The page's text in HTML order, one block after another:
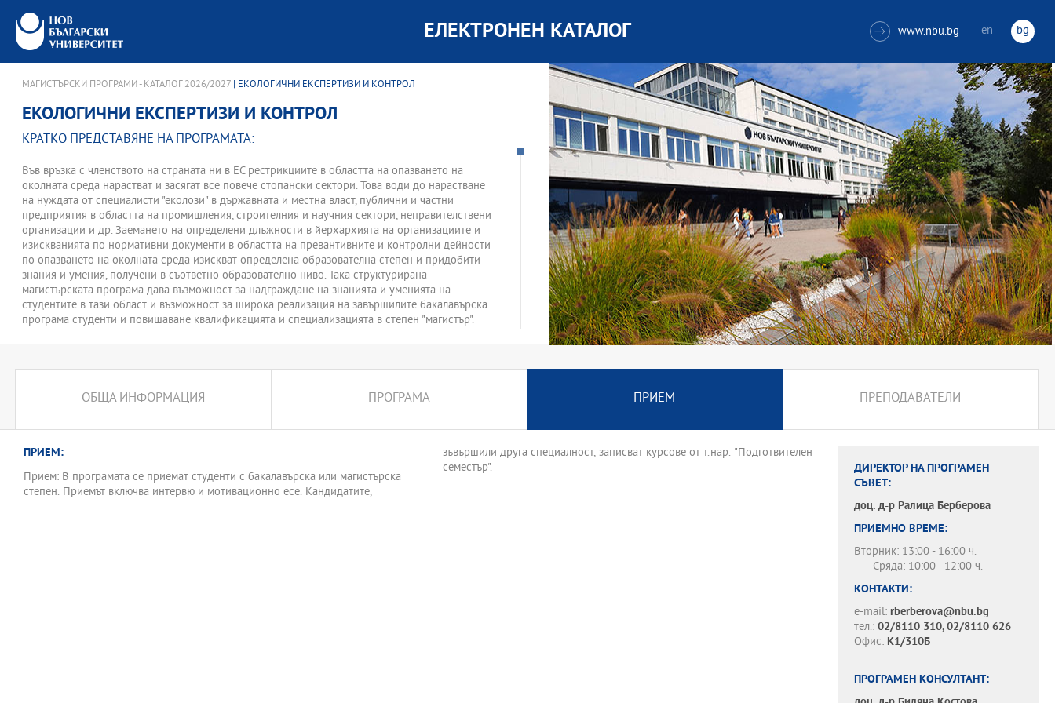
ЕЛЕКТРОНЕН КАТАЛОГ  www.nbu.bg en bg
МАГИСТЪРСКИ ПРОГРАМИ - КАТАЛОГ 2026/2027 | ЕКОЛОГИЧНИ ЕКСПЕРТИЗИ И КОНТРОЛ
ЕКОЛОГИЧНИ ЕКСПЕРТИЗИ И КОНТРОЛ
КРАТКО ПРЕДСТАВЯНЕ НА ПРОГРАМАТА:
Във връзка с членството на страната ни в ЕС рестрикциите в областта на опазването на
околната среда нарастват и засягат все повече стопански сектори. Това води до нарастване
на нуждата от специалисти "еколози" в държавната и местна власт, публични и частни
предприятия в областта на промишления, строителния и научния сектори, неправителствени
организации и др. Заемането на определени длъжности в йерхархията на организациите и
изискванията по нормативни документи в областта на превантивните и контролни дейности
по опазването на околната среда изискват определена образователна степен и придобити
знания и умения, получени в съответно образователно ниво. Така структурирана
магистърската програма дава възможност за надграждане на знанията и уменията на
студентите в тази област и възможност за широка реализация на завършилите бакалавърска
програма студенти и повишаване квалификацията и специализацията в степен "магистър".
ОБЩА ИНФОРМАЦИЯ ПРОГРАМА ПРИЕМ ПРЕПОДАВАТЕЛИ
ПРИЕМ:
Прием: В програмата се приемат студенти с бакалавърска или магистърска
степен. Приемът включва интервю и мотивационно есе. Кандидатите,
зъвършили друга специалност, записват курсове от т.нар. "Подготвителен
семестър".
ДИРЕКТОР НА ПРОГРАМЕН
СЪВЕТ:
доц. д-р Ралица Берберова
ПРИЕМНО ВРЕМЕ:
Вторник: 13:00 - 16:00 ч.
Сряда: 10:00 - 12:00 ч.
КОНТАКТИ:
e-mail: rberberova@nbu.bg
тел.: 02/8110 310, 02/8110 626
Офис: К1/310Б
ПРОГРАМЕН КОНСУЛТАНТ: